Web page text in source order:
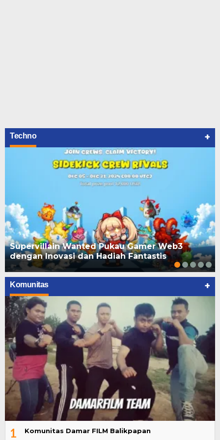
Techno +
Supervillain Wanted Pukau Gamer Web3
dengan Inovasi dan Hadiah Fantastis
Komunitas +
1 Komunitas Damar FILM Balikpapan